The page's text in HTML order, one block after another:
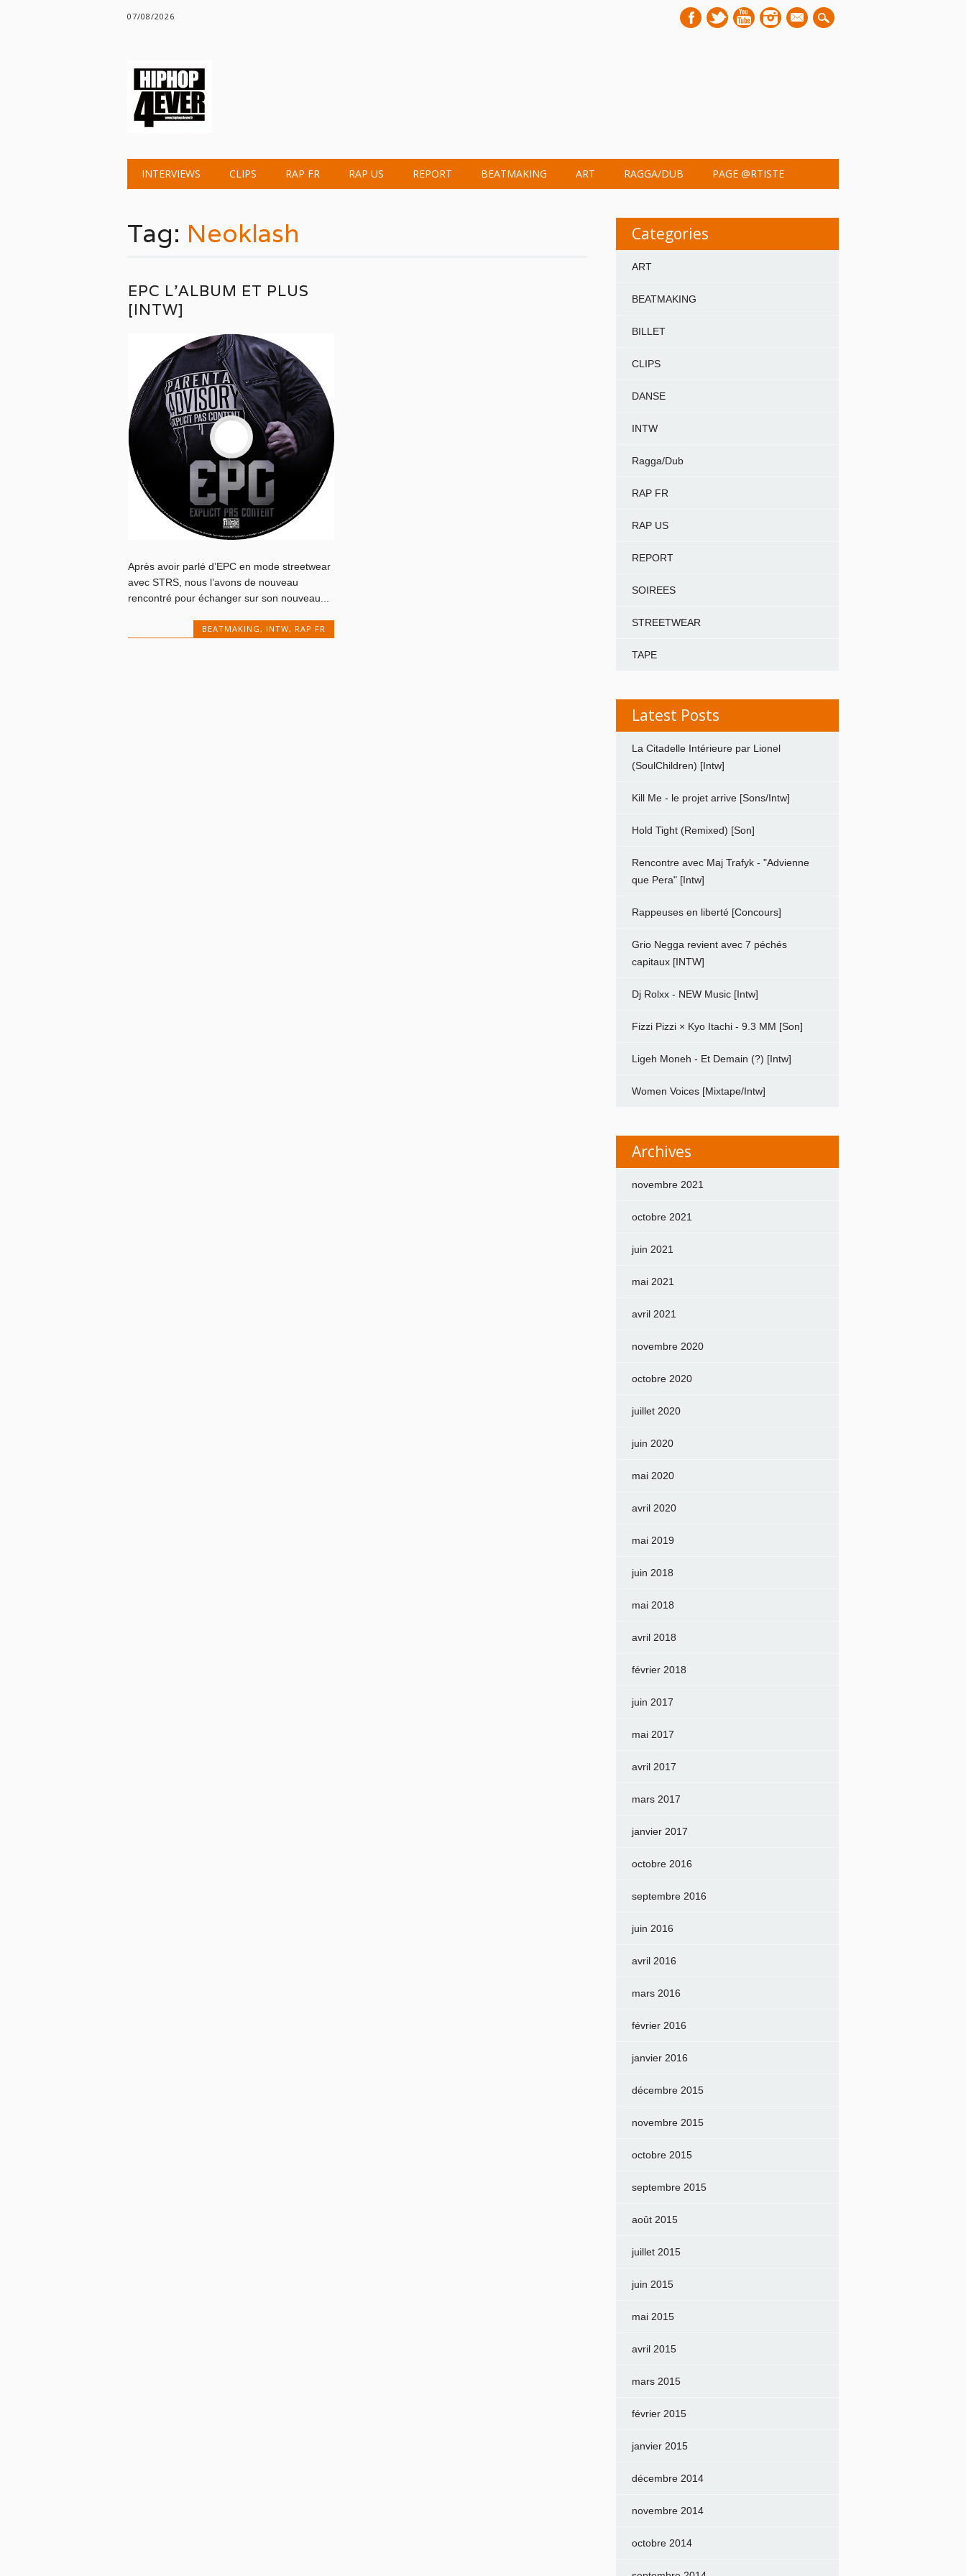
07/08/2026
mail
Main menu
INTERVIEWS CLIPS RAP FR RAP US REPORT BEATMAKING ART RAGGA/DUB PAGE @RTISTE
Tag: Neoklash
EPC L’ALBUM ET PLUS
[INTW]
Après avoir parlé d’EPC en mode streetwear
avec STRS, nous l’avons de nouveau
rencontré pour échanger sur son nouveau...
BEATMAKING, INTW, RAP FR
Categories
ART
BEATMAKING
BILLET
CLIPS
DANSE
INTW
Ragga/Dub
RAP FR
RAP US
REPORT
SOIREES
STREETWEAR
TAPE
Latest Posts
La Citadelle Intérieure par Lionel
(SoulChildren) [Intw]
Kill Me - le projet arrive [Sons/Intw]
Hold Tight (Remixed) [Son]
Rencontre avec Maj Trafyk - "Advienne
que Pera" [Intw]
Rappeuses en liberté [Concours]
Grio Negga revient avec 7 péchés
capitaux [INTW]
Dj Rolxx - NEW Music [Intw]
Fizzi Pizzi × Kyo Itachi - 9.3 MM [Son]
Ligeh Moneh - Et Demain (?) [Intw]
Women Voices [Mixtape/Intw]
Archives
novembre 2021
octobre 2021
juin 2021
mai 2021
avril 2021
novembre 2020
octobre 2020
juillet 2020
juin 2020
mai 2020
avril 2020
mai 2019
juin 2018
mai 2018
avril 2018
février 2018
juin 2017
mai 2017
avril 2017
mars 2017
janvier 2017
octobre 2016
septembre 2016
juin 2016
avril 2016
mars 2016
février 2016
janvier 2016
décembre 2015
novembre 2015
octobre 2015
septembre 2015
août 2015
juillet 2015
juin 2015
mai 2015
avril 2015
mars 2015
février 2015
janvier 2015
décembre 2014
novembre 2014
octobre 2014